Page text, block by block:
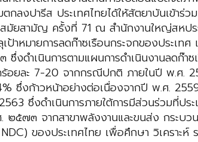
ตกลงปารีส ประเทศไทยได้ให้สัตยาบันเข้า
สมัยสามัญ ครั้งที่ 71 ณ สํานักงานใหญ่สหป
ป้าหมายการลดก๊าซเรือนกระจกของประเท
ซึ่งดำเนินการตามแผนการดำเนินงานลด
ร้อยละ 7-20 จากกรณีปกติ ภายในปี พ.ศ.
ซึ่งก้าวหน้าอย่างต่อเนื่องจากปี พ.ศ.
ซึ่งดำเนินการภายใต้การมีส่วนร่วมที่
๕๗๓ จากสาขาพลังงานและขนส่ง กระบวน
ของประเทศไทย เพื่อศึกษา วิเคราะ